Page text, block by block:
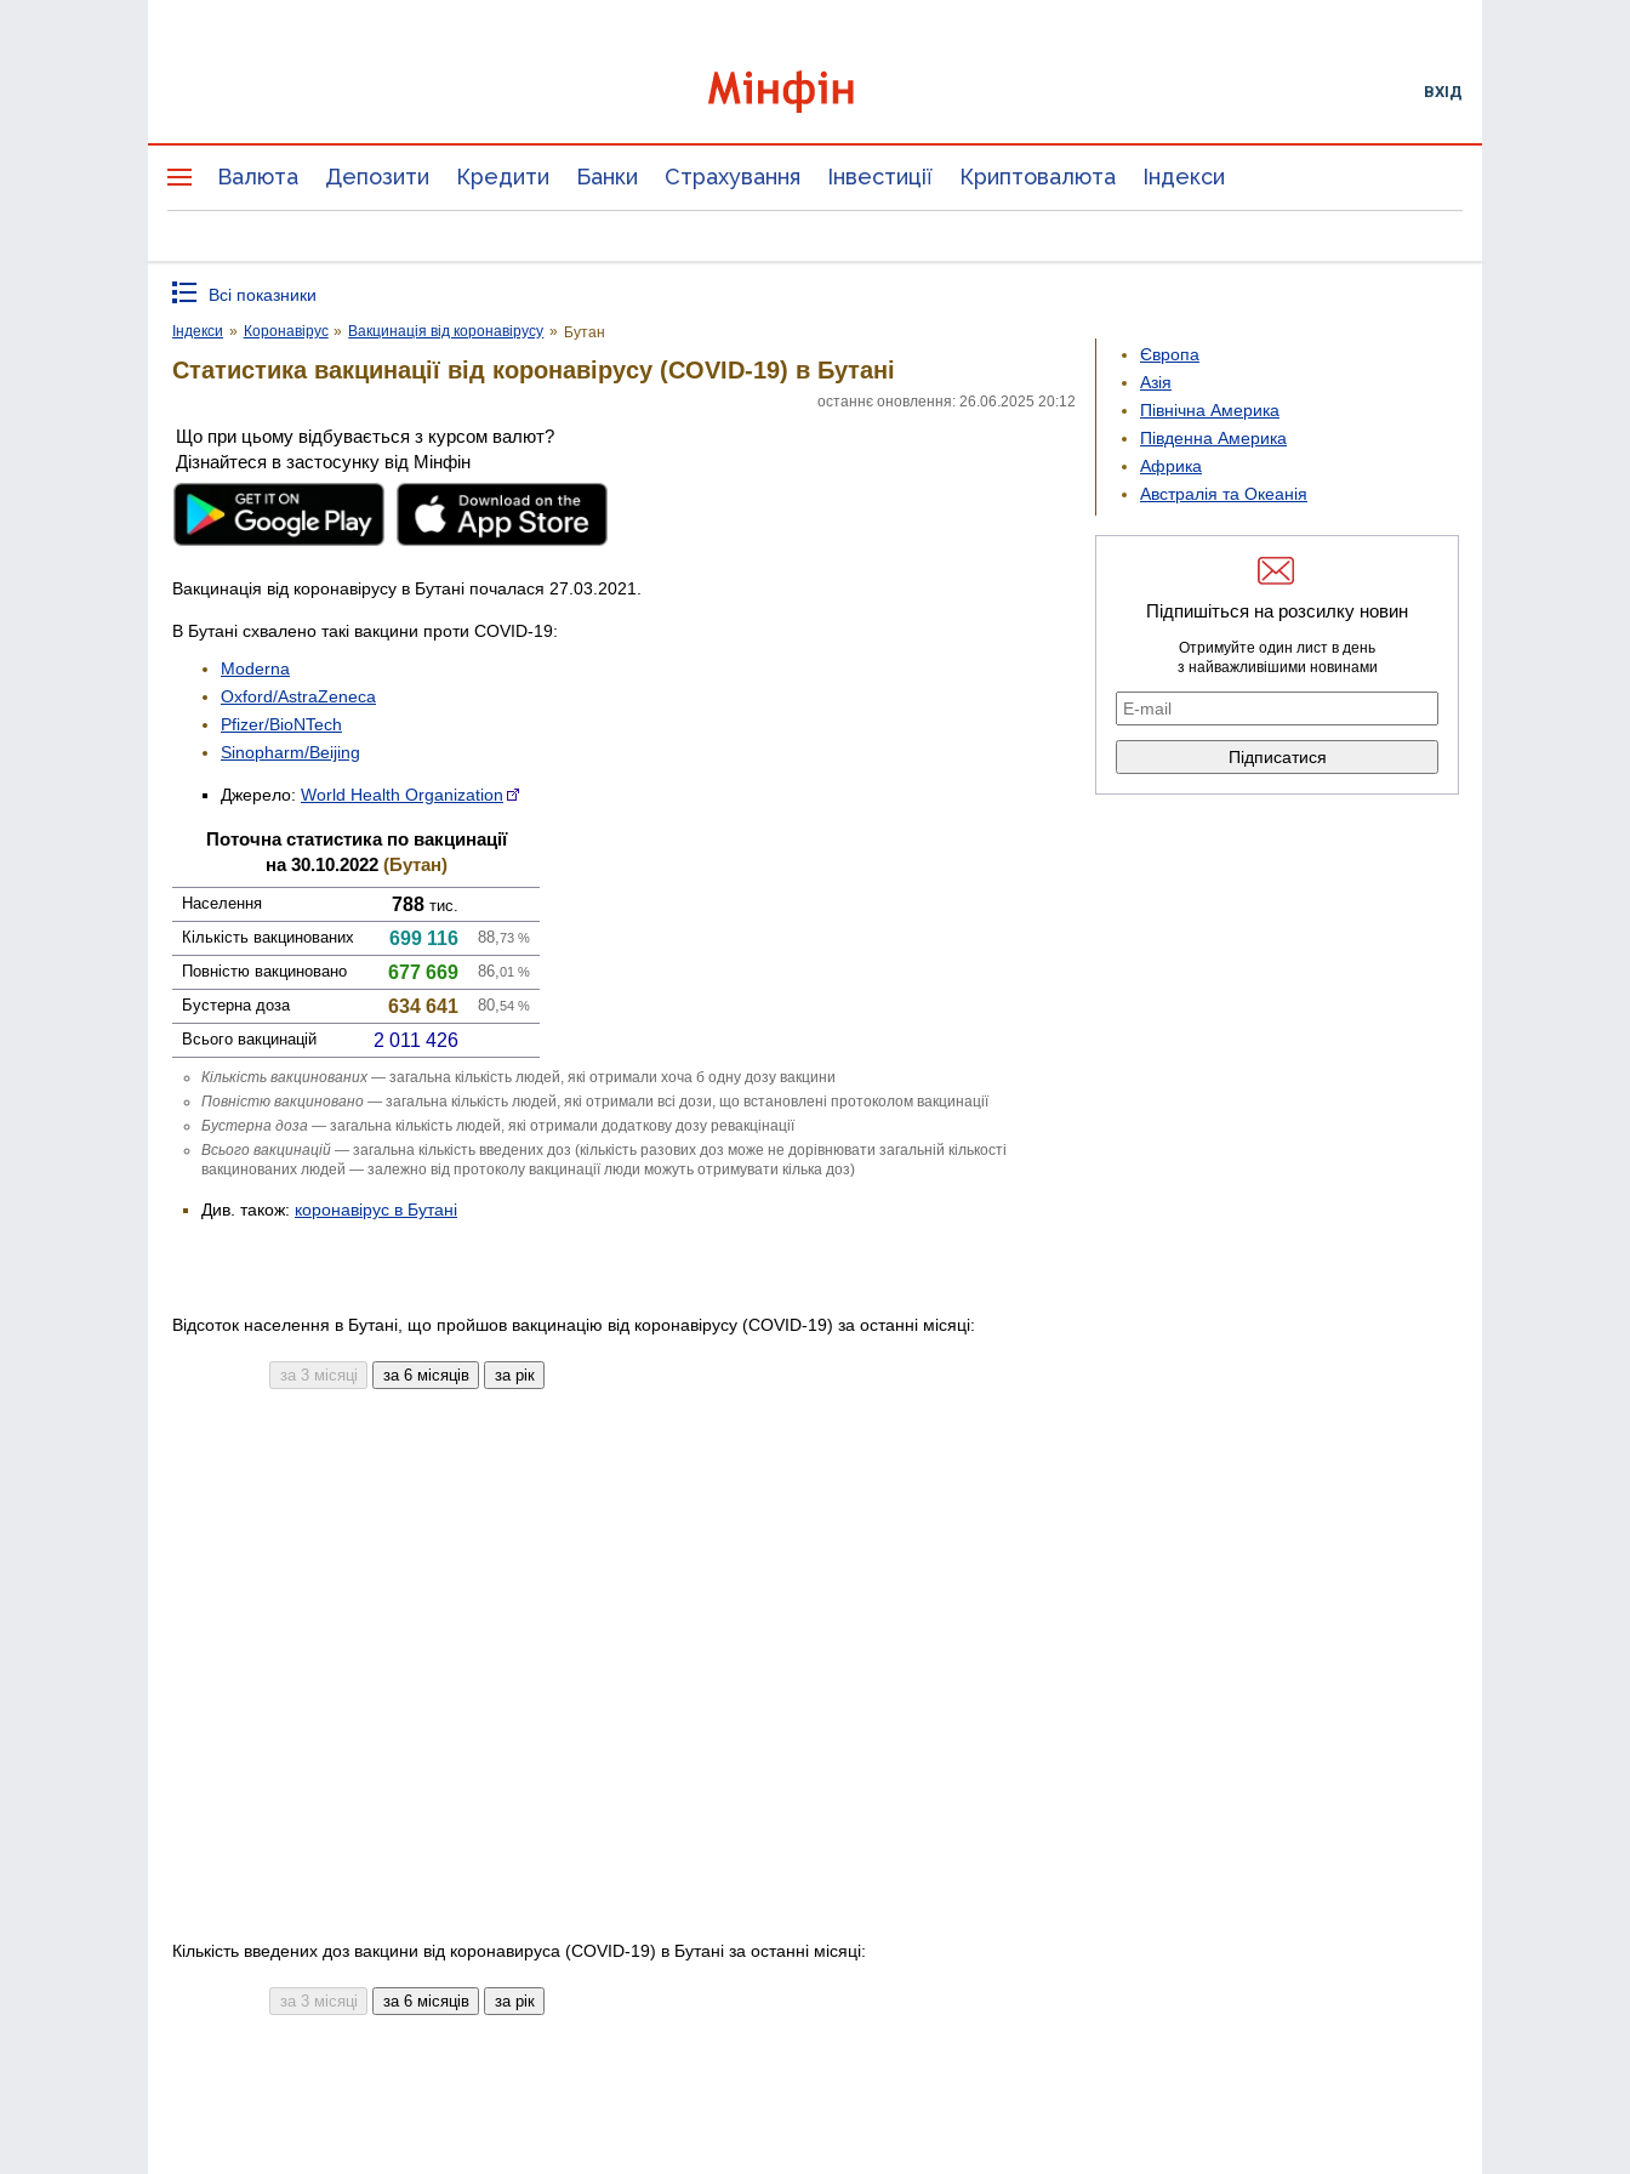
ВХІД
Валюта Депозити Кредити Банки Страхування Інвестиції Криптовалюта Індекси
Всі показники
Індекси » Коронавірус » Вакцинація від коронавірусу » Бутан
Статистика вакцинації від коронавірусу (COVID-19) в Бутані
останнє оновлення: 26.06.2025 20:12
Що при цьому відбувається з курсом валют?
Дізнайтеся в застосунку від Мінфін
Вакцинація від коронавірусу в Бутані почалася 27.03.2021.
В Бутані схвалено такі вакцини проти COVID-19:
Moderna
Oxford/AstraZeneca
Pfizer/BioNTech
Sinopharm/Beijing
Джерело: World Health Organization
Поточна статистика по вакцинації
на 30.10.2022 (Бутан)
Населення 788 тис.
Кількість вакци­нованих
699 116 88, 73 %
Повністю вакци­новано 677 669 86, 01 %
Бустерна доза 634 641 80, 54 %
Всього вакцинацій 2 011 426
Кількість вакци­нованих — загальна кількість людей, які отримали хоча б одну дозу вакцини
Повністю вакци­новано — загальна кількість людей, які отримали всі дози, що встановлені протоколом вакцинації
Бустерна доза — загальна кількість людей, які отримали додаткову дозу ревакцінації
Всього вакцинацій — загальна кількість введених доз (кількість разових доз може не дорівнювати загальній кількості
вакцинованих людей — залежно від протоколу вакцинації люди можуть отримувати кілька доз)
Див. також: коронавірус в Бутані
Відсоток населення в Бутані, що пройшов вакцинацію від коронавірусу (COVID-19) за останні місяці:
Кількість введених доз вакцини від коронавируса (COVID-19) в Бутані за останні місяці:
Європа
Азія
Північна Америка
Південна Америка
Африка
Австралія та Океанія
Підпишіться на розсилку новин
Отримуйте один лист в день
з найважливішими новинами